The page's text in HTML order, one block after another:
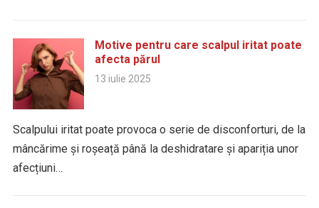
Motive pentru care scalpul iritat poate
afecta părul
13 iulie 2025
Scalpului iritat poate provoca o serie de disconforturi, de la
mâncărime și roșeață până la deshidratare și apariția unor
afecțiuni…